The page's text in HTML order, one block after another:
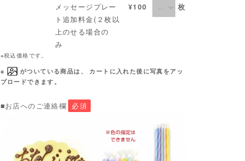
メッセージプレー
ト追加料金(２枚以
上のせる場合の
み
¥100 枚
※税込価格です。
※
がついている商品は、 カートに入れた後に写真をアッ
プロードできます。
■お店へのご連絡欄 必須